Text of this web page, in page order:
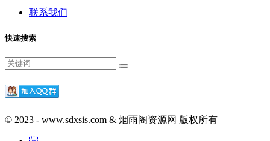
联系我们
快速搜索
© 2023 - www.sdxsis.com & 烟雨阁资源网 版权所有